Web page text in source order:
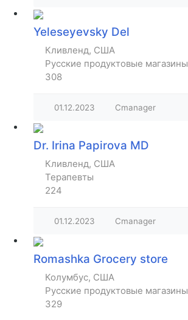
Yeleseyevsky Del
Кливленд, США
Русские продуктовые магазины
308
01.12.2023 Cmanager
Dr. Irina Papirova MD
Кливленд, США
Терапевты
224
01.12.2023 Cmanager
Romashka Grocery store
Колумбус, США
Русские продуктовые магазины
329